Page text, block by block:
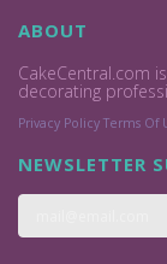
ABOUT
CakeCentral.com
decorating
Privacy Policy Terms Of
NEWSLETTER